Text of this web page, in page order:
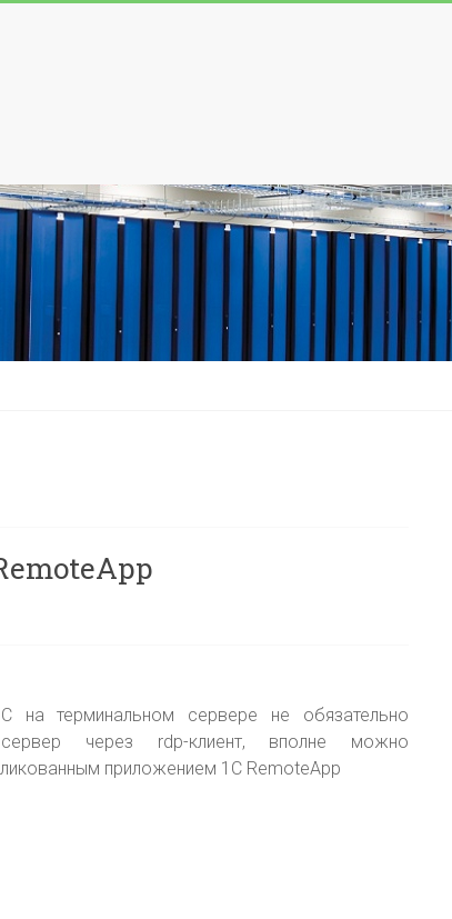
на терминальном сервере не обязательно
через rdp-клиент, вполне можно
приложением 1С RemoteApp